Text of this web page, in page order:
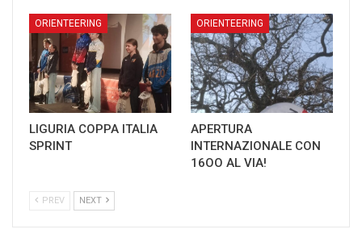
ORIENTEERING
LIGURIA COPPA ITALIA
SPRINT
ORIENTEERING
APERTURA
INTERNAZIONALE CON
16OO AL VIA!
PREV NEXT